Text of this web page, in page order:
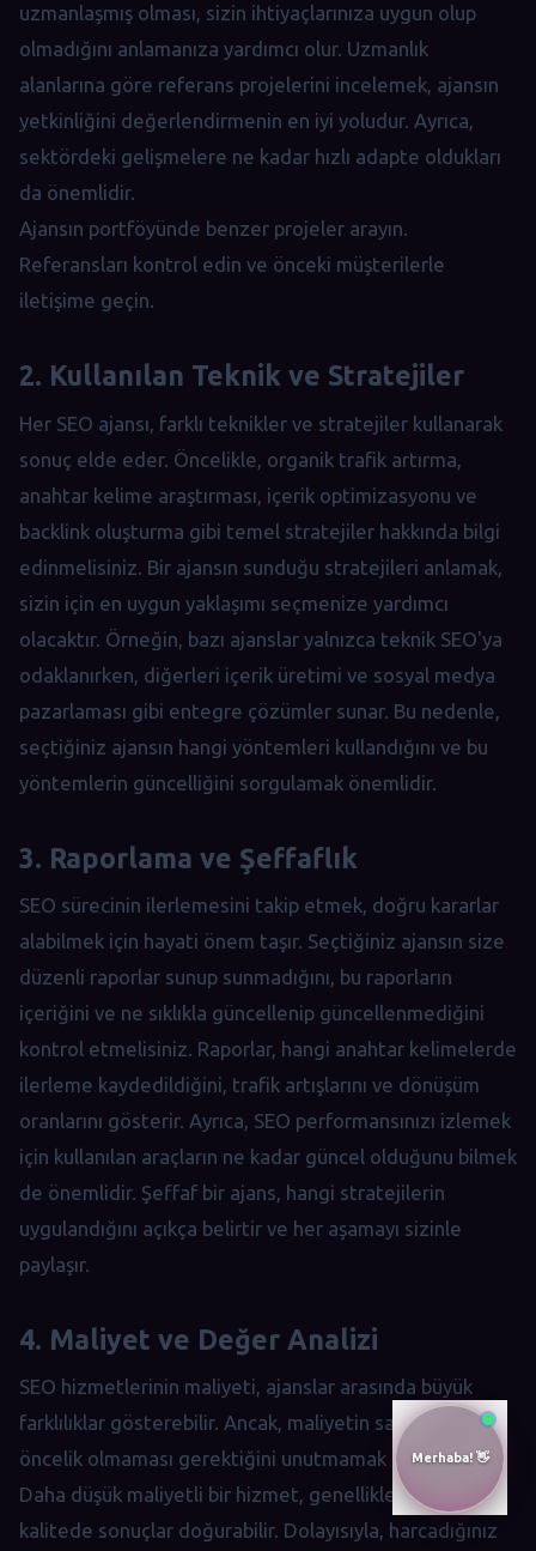
uzmanlaşmış olması, sizin ihtiyaçlarınıza uygun olup
olmadığını anlamanıza yardımcı olur. Uzmanlık
alanlarına göre referans projelerini incelemek, ajansın
yetkinliğini değerlendirmenin en iyi yoludur. Ayrıca,
sektördeki gelişmelere ne kadar hızlı adapte oldukları
da önemlidir.
Ajansın portföyünde benzer projeler arayın.
Referansları kontrol edin ve önceki müşterilerle
iletişime geçin.
2. Kullanılan Teknik ve Stratejiler
Her SEO ajansı, farklı teknikler ve stratejiler kullanarak
sonuç elde eder. Öncelikle, organik trafik artırma,
anahtar kelime araştırması, içerik optimizasyonu ve
backlink oluşturma gibi temel stratejiler hakkında bilgi
edinmelisiniz. Bir ajansın sunduğu stratejileri anlamak,
sizin için en uygun yaklaşımı seçmenize yardımcı
olacaktır. Örneğin, bazı ajanslar yalnızca teknik SEO'ya
odaklanırken, diğerleri içerik üretimi ve sosyal medya
pazarlaması gibi entegre çözümler sunar. Bu nedenle,
seçtiğiniz ajansın hangi yöntemleri kullandığını ve bu
yöntemlerin güncelliğini sorgulamak önemlidir.
3. Raporlama ve Şeffaflık
SEO sürecinin ilerlemesini takip etmek, doğru kararlar
alabilmek için hayati önem taşır. Seçtiğiniz ajansın size
düzenli raporlar sunup sunmadığını, bu raporların
içeriğini ve ne sıklıkla güncellenip güncellenmediğini
kontrol etmelisiniz. Raporlar, hangi anahtar kelimelerde
ilerleme kaydedildiğini, trafik artışlarını ve dönüşüm
oranlarını gösterir. Ayrıca, SEO performansınızı izlemek
için kullanılan araçların ne kadar güncel olduğunu bilmek
de önemlidir. Şeffaf bir ajans, hangi stratejilerin
uygulandığını açıkça belirtir ve her aşamayı sizinle
paylaşır.
4. Maliyet ve Değer Analizi
SEO hizmetlerinin maliyeti, ajanslar arasında büyük
farklılıklar gösterebilir. Ancak, maliyetin sadece birinci
öncelik olmaması gerektiğini unutmamak önemlidir.
Daha düşük maliyetli bir hizmet, genellikle daha düşük
kalitede sonuçlar doğurabilir. Dolayısıyla, harcadığınız